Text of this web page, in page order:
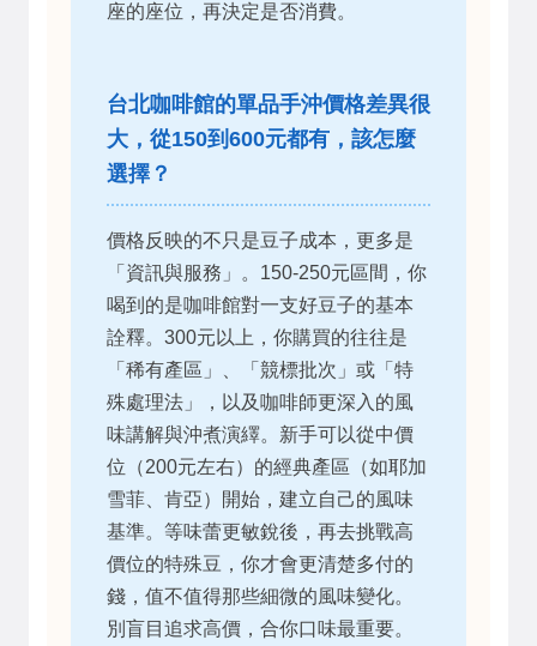
座的座位，再決定是否消費。
台北咖啡館的單品手沖價格差異很
大，從150到600元都有，該怎麼
選擇？
價格反映的不只是豆子成本，更多是
「資訊與服務」。150-250元區間，你
喝到的是咖啡館對一支好豆子的基本
詮釋。300元以上，你購買的往往是
「稀有產區」、「競標批次」或「特
殊處理法」，以及咖啡師更深入的風
味講解與沖煮演繹。新手可以從中價
位（200元左右）的經典產區（如耶加
雪菲、肯亞）開始，建立自己的風味
基準。等味蕾更敏銳後，再去挑戰高
價位的特殊豆，你才會更清楚多付的
錢，值不值得那些細微的風味變化。
別盲目追求高價，合你口味最重要。